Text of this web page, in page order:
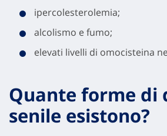
ipercolesterolemia;
alcolismo e fumo;
elevati livelli di omocisteina
Quante forme di
senile esistono?